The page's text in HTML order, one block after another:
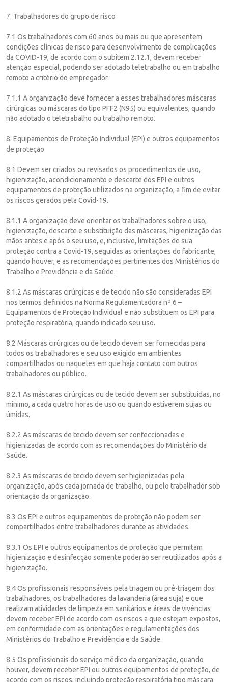
7. Trabalhadores do grupo de risco
7.1 Os trabalhadores com 60 anos ou mais ou que apresentem
condições clínicas de risco para desenvolvimento de complicações
da COVID-19, de acordo com o subitem 2.12.1, devem receber
atenção especial, podendo ser adotado teletrabalho ou em trabalho
remoto a critério do empregador.
7.1.1 A organização deve fornecer a esses trabalhadores máscaras
cirúrgicas ou máscaras do tipo PFF2 (N95) ou equivalentes, quando
não adotado o teletrabalho ou trabalho remoto.
8. Equipamentos de Proteção Individual (EPI) e outros equipamentos
de proteção
8.1 Devem ser criados ou revisados os procedimentos de uso,
higienização, acondicionamento e descarte dos EPI e outros
equipamentos de proteção utilizados na organização, a fim de evitar
os riscos gerados pela Covid-19.
8.1.1 A organização deve orientar os trabalhadores sobre o uso,
higienização, descarte e substituição das máscaras, higienização das
mãos antes e após o seu uso, e, inclusive, limitações de sua
proteção contra a Covid-19, seguidas as orientações do fabricante,
quando houver, e as recomendações pertinentes dos Ministérios do
Trabalho e Previdência e da Saúde.
8.1.2 As máscaras cirúrgicas e de tecido não são consideradas EPI
nos termos definidos na Norma Regulamentadora nº 6 –
Equipamentos de Proteção Individual e não substituem os EPI para
proteção respiratória, quando indicado seu uso.
8.2 Máscaras cirúrgicas ou de tecido devem ser fornecidas para
todos os trabalhadores e seu uso exigido em ambientes
compartilhados ou naqueles em que haja contato com outros
trabalhadores ou público.
8.2.1 As máscaras cirúrgicas ou de tecido devem ser substituídas, no
mínimo, a cada quatro horas de uso ou quando estiverem sujas ou
úmidas.
8.2.2 As máscaras de tecido devem ser confeccionadas e
higienizadas de acordo com as recomendações do Ministério da
Saúde.
8.2.3 As máscaras de tecido devem ser higienizadas pela
organização, após cada jornada de trabalho, ou pelo trabalhador sob
orientação da organização.
8.3 Os EPI e outros equipamentos de proteção não podem ser
compartilhados entre trabalhadores durante as atividades.
8.3.1 Os EPI e outros equipamentos de proteção que permitam
higienização e desinfecção somente poderão ser reutilizados após a
higienização.
8.4 Os profissionais responsáveis pela triagem ou pré-triagem dos
trabalhadores, os trabalhadores da lavanderia (área suja) e que
realizam atividades de limpeza em sanitários e áreas de vivências
devem receber EPI de acordo com os riscos a que estejam expostos,
em conformidade com as orientações e regulamentações dos
Ministérios do Trabalho e Previdência e da Saúde.
8.5 Os profissionais do serviço médico da organização, quando
houver, devem receber EPI ou outros equipamentos de proteção, de
acordo com os riscos, incluindo proteção respiratória tipo máscara